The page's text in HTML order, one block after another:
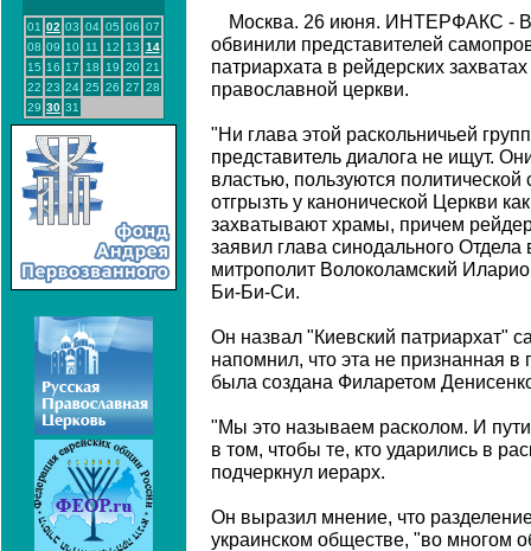
01 02 03 04 05 06 07
08 09 10 11 12 13 14
15 16 17 18 19 20 21
22 23 24 25 26 27 28
29 30 31
Москва. 26 июня. ИНТЕРФАКС - В
обвинили представителей
патриархата в рейдерских
православной церкви.
"Ни глава этой раскольничьей
представитель диалога не ищут.
властью, пользуются политической
отгрызть у канонической Церкви
захватывают храмы, причем
заявил глава синодального
митрополит Волоколамский
Би-Би-Си.
Он назвал "Киевский патриархат"
напомнил, что эта не признанная в
была создана Филаретом
"Мы это называем расколом. И
в том, чтобы те, кто ударились в
подчеркнул иерарх.
Он выразил мнение, что
украинском обществе, "во многом